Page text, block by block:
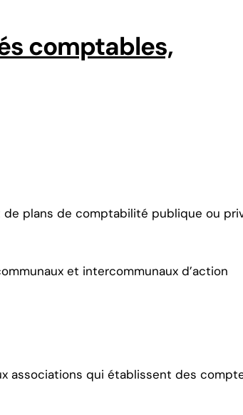
comptables,
plans de comptabilité publique ou
et intercommunaux d’action
associations qui établissent des